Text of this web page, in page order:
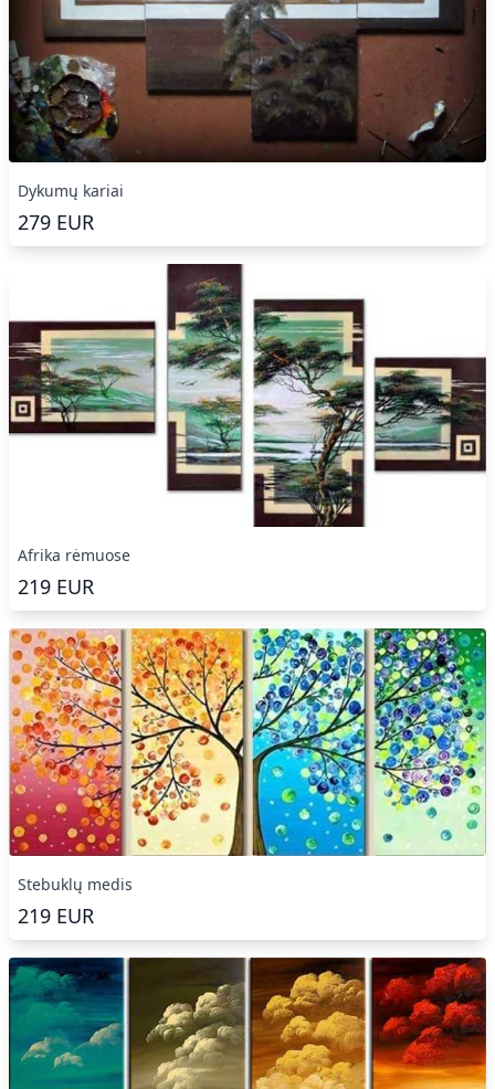
Dykumų kariai
279 EUR
Afrika rėmuose
219 EUR
Stebuklų medis
219 EUR